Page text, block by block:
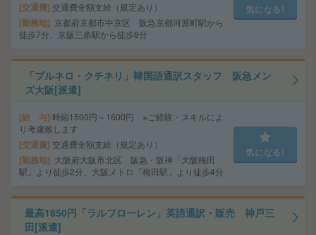
交通費 交通費全額支給（規定あり）
勤務地
京都府京都市中京区 阪急京都河原町駅から
徒歩7分、京阪三条駅から徒歩8分
気になる!
「ブルネロ・クチネリ」韓国語通訳スタッフ 阪急メン
ズ大阪[派遣]
給 与 時給1500円～1600円 ※ご経験・スキルによ
り考慮致します
交通費 交通費全額支給（規定あり）
勤務地
大阪府大阪市北区 阪急・阪神「大阪梅田
駅」より徒歩2分、大阪メトロ「梅田駅」より徒歩4分
気になる!
最高1850円「ラルフローレン」英語通訳・販売 神戸三
田[派遣]